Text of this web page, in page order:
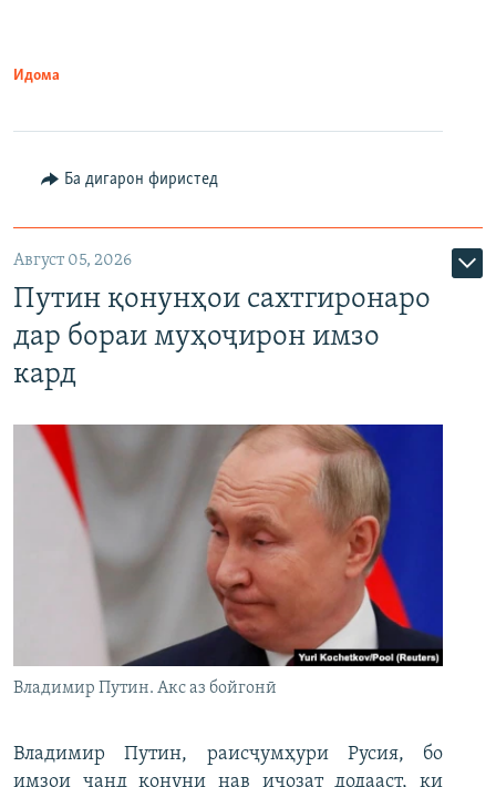
Идома
Ба дигарон фиристед
Август 05, 2026
Путин қонунҳои сахтгиронаро
дар бораи муҳоҷирон имзо
кард
Владимир Путин. Акс аз бойгонӣ
Владимир Путин, раисҷумҳури Русия, бо
имзои чанд қонуни нав иҷозат додааст, ки